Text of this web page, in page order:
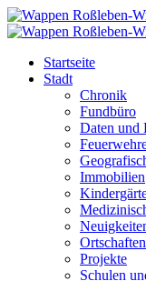
Startseite
Stadt
Chronik
Fundbüro
Daten und
Immobilien
Ortschaften
Projekte
Schulen